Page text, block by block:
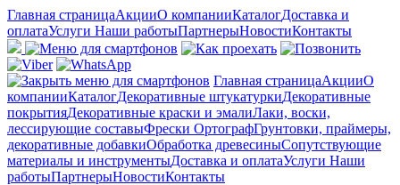
Главная страницаАкцииО компанииКаталогДоставка и
оплатаУслуги Наши работыПартнерыНовостиКонтакты
Главная страницаАкцииО
компанииКаталогДекоративные штукатуркиДекоративные
покрытияДекоративные краски и эмалиЛаки, воски,
лессирующие составыФрески ОртографГрунтовки, праймеры,
декоративные добавкиОбработка древесиныСопутствующие
материалы и инструментыДоставка и оплатаУслуги Наши
работыПартнерыНовостиКонтакты